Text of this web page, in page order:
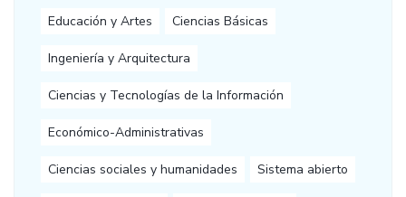
Educación y Artes Ciencias Básicas
Ingeniería y Arquitectura
Ciencias y Tecnologías de la Información
Económico-Administrativas
Ciencias sociales y humanidades Sistema abierto